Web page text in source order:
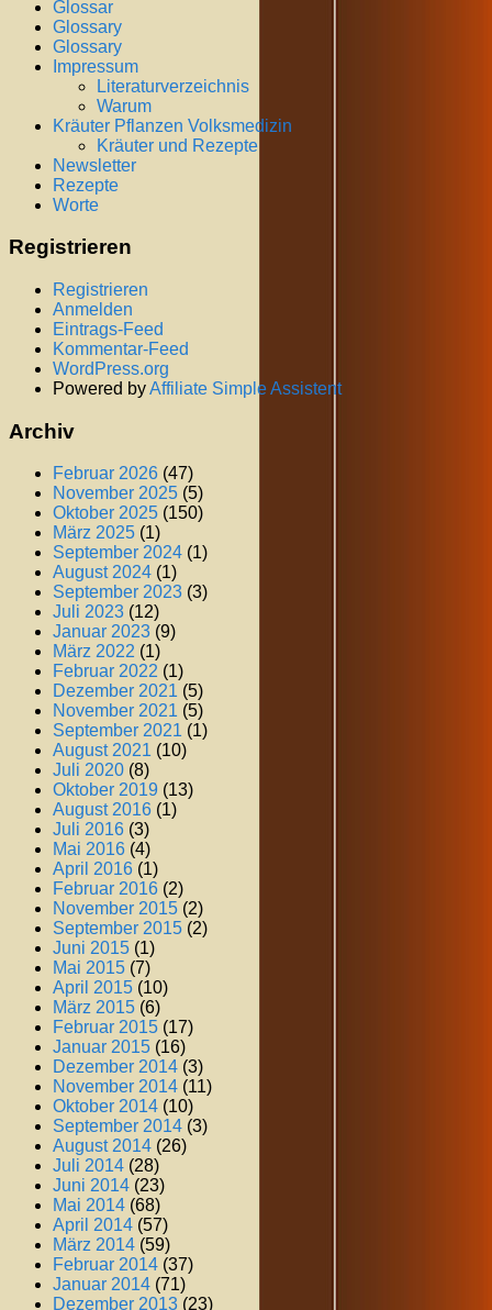
Glossar
Glossary
Glossary
Impressum
Literaturverzeichnis
Warum
Kräuter Pflanzen Volksmedizin
Kräuter und Rezepte
Newsletter
Rezepte
Worte
Registrieren
Registrieren
Anmelden
Eintrags-Feed
Kommentar-Feed
WordPress.org
Powered byAffiliate Simple Assistent
Archiv
Februar 2026 (47)
November 2025 (5)
Oktober 2025 (150)
März 2025 (1)
September 2024 (1)
August 2024 (1)
September 2023 (3)
Juli 2023 (12)
Januar 2023 (9)
März 2022 (1)
Februar 2022 (1)
Dezember 2021 (5)
November 2021 (5)
September 2021 (1)
August 2021 (10)
Juli 2020 (8)
Oktober 2019 (13)
August 2016 (1)
Juli 2016 (3)
Mai 2016 (4)
April 2016 (1)
Februar 2016 (2)
November 2015 (2)
September 2015 (2)
Juni 2015 (1)
Mai 2015 (7)
April 2015 (10)
März 2015 (6)
Februar 2015 (17)
Januar 2015 (16)
Dezember 2014 (3)
November 2014 (11)
Oktober 2014 (10)
September 2014 (3)
August 2014 (26)
Juli 2014 (28)
Juni 2014 (23)
Mai 2014 (68)
April 2014 (57)
März 2014 (59)
Februar 2014 (37)
Januar 2014 (71)
Dezember 2013 (23)